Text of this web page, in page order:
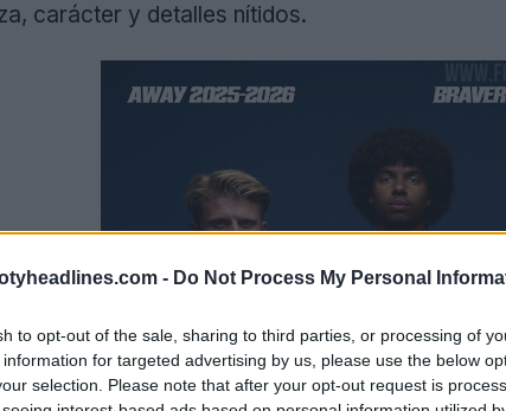
- Do Not Process My Personal
to opt-out of the sale, sharing to third parties, or processing of
for targeted advertising by us, please use the below
selection. Please note that after your opt-out request is
carácter y detalles nítidos.